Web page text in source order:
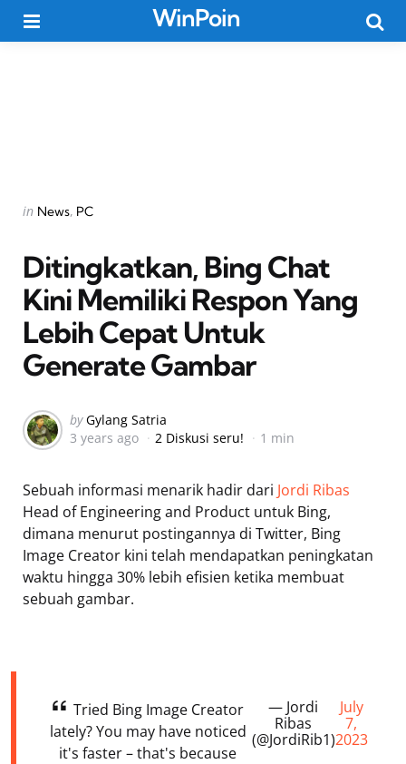
WinPoin
Categories
Posted
in News PC
Ditingkatkan, Bing Chat
Kini Memiliki Respon Yang
Lebih Cepat Untuk
Generate Gambar
Posted
by
by Gylang Satria
3 years ago
2 Diskusi seru! 1 min
Sebuah informasi menarik hadir dari Jordi Ribas
Head of Engineering and Product untuk Bing,
dimana menurut postingannya di Twitter, Bing
Image Creator kini telah mendapatkan peningkatan
waktu hingga 30% lebih efisien ketika membuat
sebuah gambar.
Tried Bing Image Creator
lately? You may have noticed
it's faster – that's because
— Jordi
Ribas
(@JordiRib1)
July
7,
2023